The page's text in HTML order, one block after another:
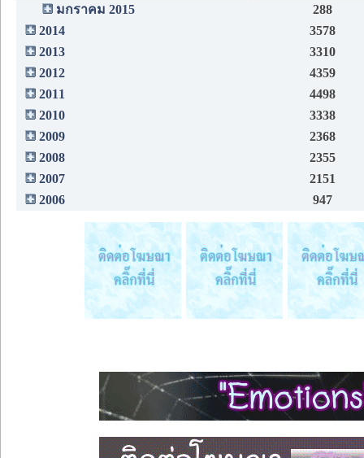
มกราคม 2015
288
2014
3578
2013
3310
2012
4359
2011
4498
2010
3338
2009
2368
2008
2355
2007
2151
2006
947